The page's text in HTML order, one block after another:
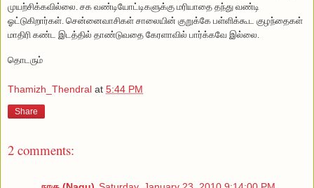
முயற்சிக்கவில்லை. சக வண்டியோட்டிகளுக்கு மரியாதை தந்து வண்டி
ஓட்டுகிறார்கள். சென்னைவாசிகள் சாலையின் குறுக்கே பள்ளிக்கூட குழந்தைகள்
மாதிரி கண்ட இடத்தில் தாண்டுவதை கேரளாவில் பார்க்கவே இல்லை.
தொடரும்
Thamizh_Thendral at 5:44 PM
Share
2 comments: